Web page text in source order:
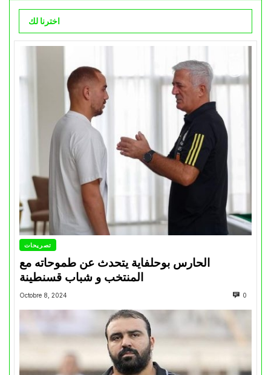
اخترنا لك
تصريحات
الحارس بوحلفاية يتحدث عن طموحاته مع
المنتخب و شباب قسنطينة
Octobre 8, 2024 0